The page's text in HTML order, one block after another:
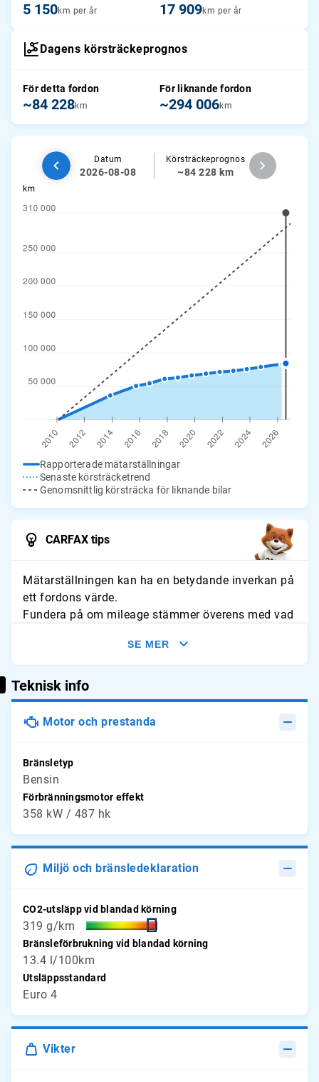
5 150km per år 17 909km per år
Dagens körsträckeprognos
För detta fordon
~84 228km
För liknande fordon
~294 006km
Datum
2026-08-08
Körsträckeprognos
~84 228 km
Rapporterade mätarställningar
Senaste körsträcketrend
Genomsnittlig körsträcka för liknande bilar
CARFAX tips
Mätarställningen kan ha en betydande inverkan på
ett fordons värde.
Fundera på om mileage stämmer överens med vad
slitage och jämför avläsningarna med typliga
årliga genomsnitt.
SE MER
Teknisk info
Motor och prestanda
Bränsletyp
Bensin
Förbränningsmotor effekt
358 kW / 487 hk
Miljö och bränsledeklaration
CO2-utsläpp vid blandad körning
319 g/km
Bränsleförbrukning vid blandad körning
13.4 l/100km
Utsläppsstandard
Euro 4
Vikter